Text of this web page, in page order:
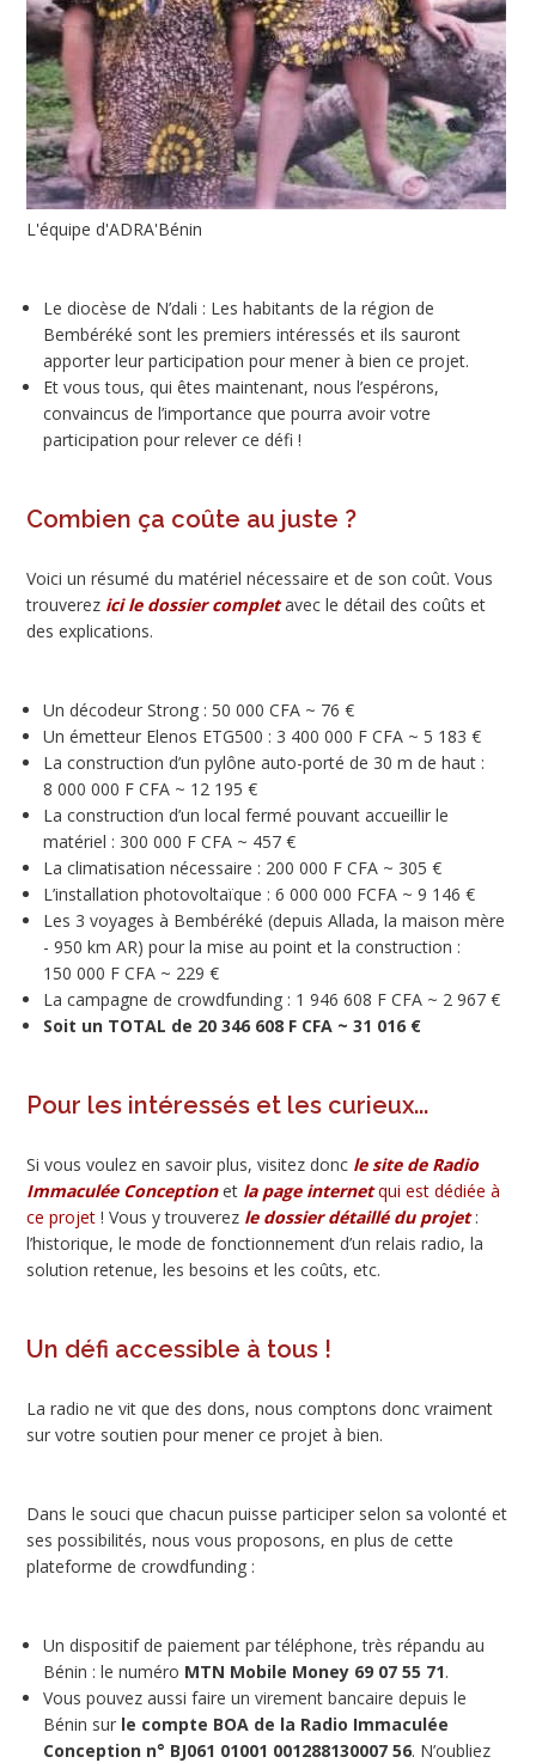
L'équipe d'ADRA'Bénin
Le diocèse de N’dali : Les habitants de la région de
Bembéréké sont les premiers intéressés et ils sauront
apporter leur participation pour mener à bien ce projet.
Et vous tous, qui êtes maintenant, nous l’espérons,
convaincus de l’importance que pourra avoir votre
participation pour relever ce défi !
Combien ça coûte au juste ?
Voici un résumé du matériel nécessaire et de son coût. Vous
trouverez ici le dossier completavec le détail des coûts et
des explications.
Un décodeur Strong : 50 000 CFA ~ 76 €
Un émetteur Elenos ETG500 : 3 400 000 F CFA ~ 5 183 €
La construction d’un pylône auto-porté de 30 m de haut :
8 000 000 F CFA ~ 12 195 €
La construction d’un local fermé pouvant accueillir le
matériel : 300 000 F CFA ~ 457 €
La climatisation nécessaire : 200 000 F CFA ~ 305 €
L’installation photovoltaïque : 6 000 000 FCFA ~ 9 146 €
Les 3 voyages à Bembéréké (depuis Allada, la maison mère
- 950 km AR) pour la mise au point et la construction :
150 000 F CFA ~ 229 €
La campagne de crowdfunding : 1 946 608 F CFA ~ 2 967 €
Soit un TOTAL de 20 346 608 F CFA ~ 31 016 €
Pour les intéressés et les curieux...
Si vous voulez en savoir plus, visitez donc le site de Radio
Immaculée Conceptionet la page internetqui est dédiée à
ce projet ! Vous y trouverez le dossier détaillé du projet:
l’historique, le mode de fonctionnement d’un relais radio, la
solution retenue, les besoins et les coûts, etc.
Un défi accessible à tous !
La radio ne vit que des dons, nous comptons donc vraiment
sur votre soutien pour mener ce projet à bien.
Dans le souci que chacun puisse participer selon sa volonté et
ses possibilités, nous vous proposons, en plus de cette
plateforme de crowdfunding :
Un dispositif de paiement par téléphone, très répandu au
Bénin : le numéro MTN Mobile Money 69 07 55 71.
Vous pouvez aussi faire un virement bancaire depuis le
Bénin sur le compte BOA de la Radio Immaculée
Conception n° BJ061 01001 001288130007 56. N’oubliez